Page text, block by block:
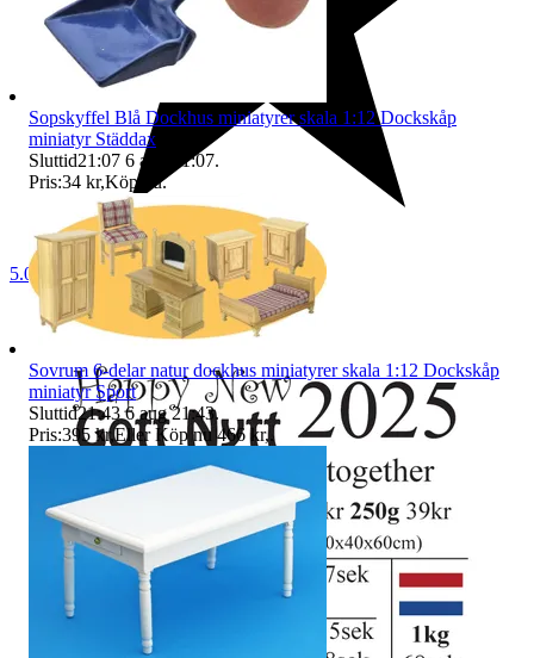
5.0
Sopskyffel Blå Dockhus miniatyrer skala 1:12 Dockskåp
miniatyr Städdax
Sluttid21:07 6 aug 21:07.
Pris:34 kr,Köp nu.
Sovrum 6-delar natur dockhus miniatyrer skala 1:12 Dockskåp
miniatyr Sport
Sluttid21:43 6 aug 21:43.
Pris:395 kr,Eller Köp nu 466 kr,.